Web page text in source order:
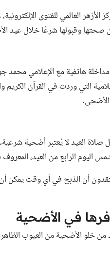
العالمي للفتوى
صحتها وقبولها شرعًا خلال عيد
التي وردت في القرآن
الأضحى.
صلاة العيد لا يُعتبر أضحية
الرابع من العيد، المعروف
أن الذبح في أي وقت يمكن
في الأضحية
خلو الأضحية من العيوب